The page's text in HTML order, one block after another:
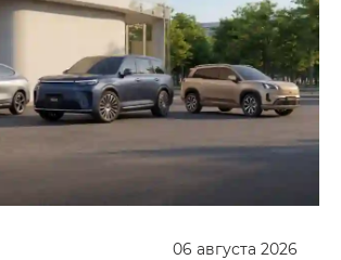
06 августа 2026